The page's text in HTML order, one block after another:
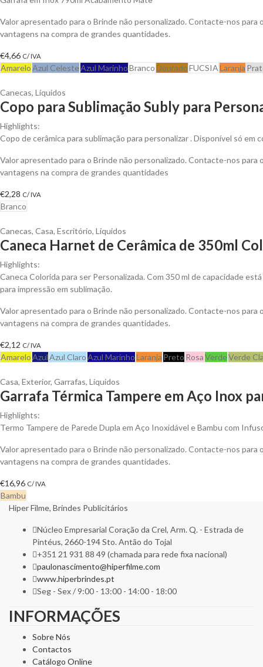
Valor apresentado para o Brinde não personalizado. Contacte-nos para
vantagens na compra de grandes quantidades.
€4,66 C/ IVA
AmareloAzul CelesteAzul MarinhoBranco DouradoFUCSIALaranja
Canecas, Líquidos
Copo para Sublimação Subly para
Highlights:
Copo de cerâmica para sublimação para personalizar . Disponível só em
Valor apresentado para o Brinde não personalizado. Contacte-nos para
vantagens na compra de grandes quantidades
€2,28 C/ IVA
Branco
Canecas, Casa, Escritório, Líquidos
Caneca Harnet de Cerâmica de 350ml
Highlights:
Caneca Colorida para ser Personalizada. Com 350 ml de capacidade
para impressão em sublimação.
Valor apresentado para o Brinde não personalizado. Contacte-nos para
vantagens na compra de grandes quantidades.
€2,12 C/ IVA
AmareloAzulAzul ClaroAzul MarinhoLaranja Preto RosaVerdeVerde
Casa, Exterior, Garrafas, Líquidos
Garrafa Térmica Tampere em Aço Inox
Highlights:
Termo Tampere de Parede Dupla em Aço Inoxidável e Bambu com
Valor apresentado para o Brinde não personalizado. Contacte-nos para
vantagens na compra de grandes quantidades.
€16,96 C/ IVA
Bambu
Hiper Filme, Brindes Publicitários
Núcleo Empresarial Coração da Crel, Arm. Q. - Estrada de
Pintéus, 2660-194 Sto. Antão do Tojal
+351 21 931 88 49 (chamada para rede fixa nacional)
paulonascimento@hiperfilme.com
www.hiperbrindes.pt
Seg - Sex / 9:00 - 13:00 - 14:00 - 18:00
INFORMAÇÕES
Sobre Nós
Contactos
Catálogo Online